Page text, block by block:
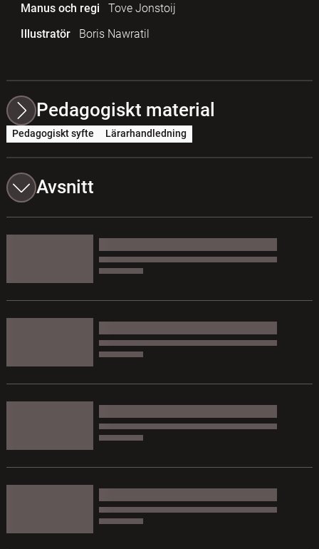
Manus och regi
Tove Jonstoij
Illustratör
Boris Nawratil
Pedagogiskt material
Pedagogiskt syfte Lärarhandledning
Avsnitt